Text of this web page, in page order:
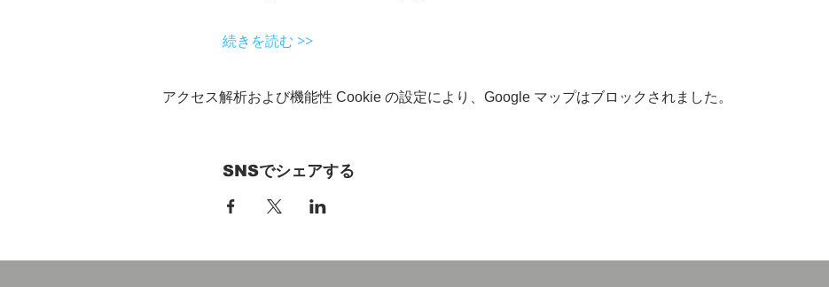
続きを読む >>
アクセス解析および機能性 Cookie の設定により、Google マップはブロックされました。
SNSでシェアする